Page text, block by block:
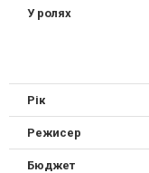
У ролях
Рік
Режисер
Бюджет